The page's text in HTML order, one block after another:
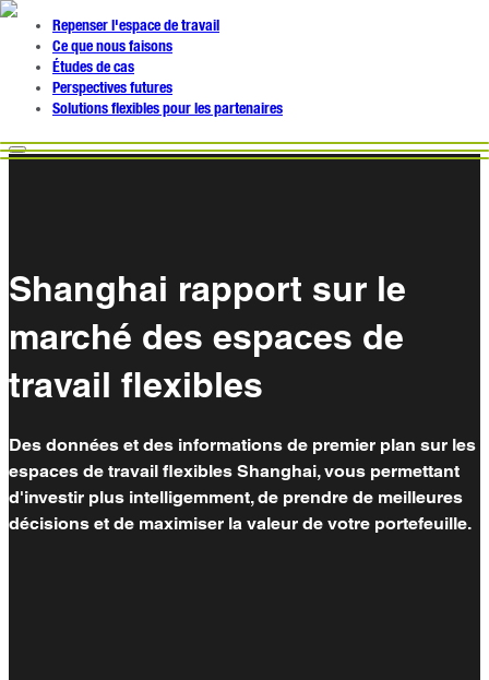
Repenser l'espace de travail
Ce que nous faisons
Études de cas
Perspectives futures
Solutions flexibles pour les partenaires
Shanghai rapport sur le
marché des espaces de
travail flexibles
Des données et des informations de premier plan sur les
espaces de travail flexibles Shanghai, vous permettant
d'investir plus intelligemment, de prendre de meilleures
décisions et de maximiser la valeur de votre portefeuille.